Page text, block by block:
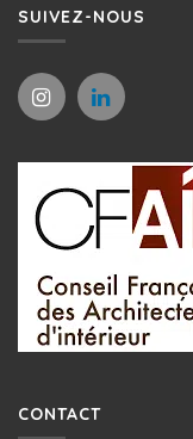
SUIVEZ-NOUS
CONTACT